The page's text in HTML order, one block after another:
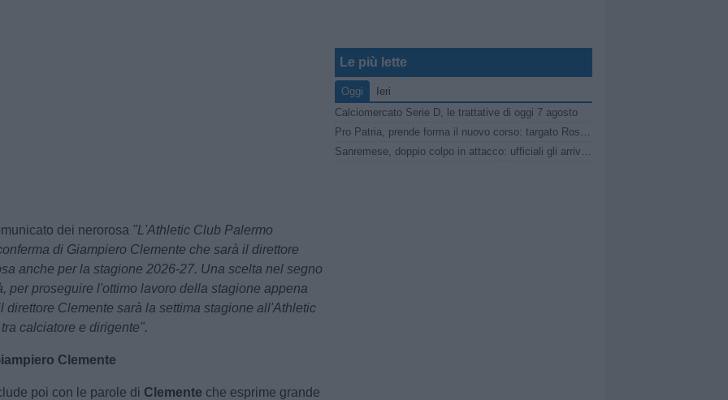
dei nerorosa "L'Athletic Club Palermo
di Giampiero Clemente che sarà il direttore
anche per la stagione 2026-27. Una scelta nel segno
per proseguire l'ottimo lavoro della stagione appena
direttore Clemente sarà la settima stagione all'Athletic
calciatore e dirigente".
Clemente
poi con le parole di Clemente che esprime grande
Le più lette
Oggi
Ieri
Calciomercato Serie D, le trattative di oggi 7 agosto
Pro Patria, prende forma il nuovo corso: targato Rosanna Zema la conferenza stampa
Sanremese, doppio colpo in attacco: ufficiali gli arrivi di Ganz e Klimavičius